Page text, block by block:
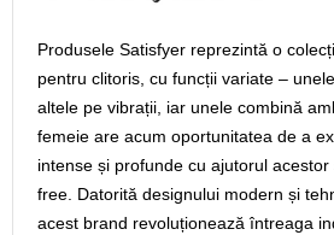
Produsele Satisfyer reprezintă o
pentru clitoris, cu funcții variate –
altele pe vibrații, iar unele combină
femeie are acum oportunitatea de a
intense și profunde cu ajutorul
free. Datorită designului modern și
acest brand revoluționează întreaga